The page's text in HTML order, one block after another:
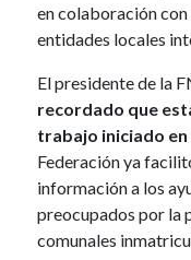
en colaboración
entidades locales
El presidente de la
recordado que
trabajo iniciado
Federación ya
información a los
preocupados por la
comunales